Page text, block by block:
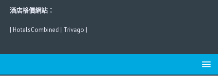
酒店格價網站：
| HotelsCombined | Trivago |